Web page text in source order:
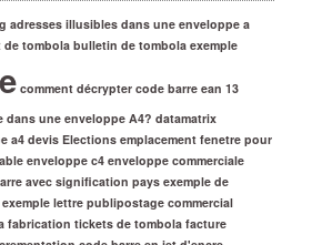
adresses illusibles dans une enveloppe a
de tombola bulletin de tombola exemple
comment décrypter code barre ean 13
dans une enveloppe A4? datamatrix
a4 devis Elections emplacement fenetre pour
enveloppe c4 enveloppe commerciale
avec signification pays exemple de
exemple lettre publipostage commercial
fabrication tickets de tombola facture